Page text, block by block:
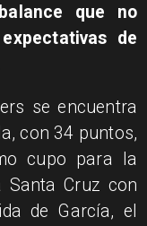
que no
de
se encuentra
con 34 puntos,
cupo para la
Santa Cruz con
de García, el